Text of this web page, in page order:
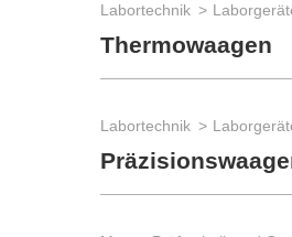
Labortechnik
Thermowaagen
Labortechnik